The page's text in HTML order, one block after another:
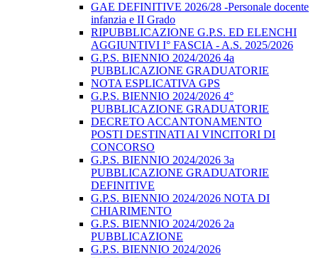
GAE DEFINITIVE 2026/28 -Personale docente
infanzia e II Grado
RIPUBBLICAZIONE G.P.S. ED ELENCHI
AGGIUNTIVI I° FASCIA - A.S. 2025/2026
G.P.S. BIENNIO 2024/2026 4a
PUBBLICAZIONE GRADUATORIE
NOTA ESPLICATIVA GPS
G.P.S. BIENNIO 2024/2026 4°
PUBBLICAZIONE GRADUATORIE
DECRETO ACCANTONAMENTO
POSTI DESTINATI AI VINCITORI DI
CONCORSO
G.P.S. BIENNIO 2024/2026 3a
PUBBLICAZIONE GRADUATORIE
DEFINITIVE
G.P.S. BIENNIO 2024/2026 NOTA DI
CHIARIMENTO
G.P.S. BIENNIO 2024/2026 2a
PUBBLICAZIONE
G.P.S. BIENNIO 2024/2026